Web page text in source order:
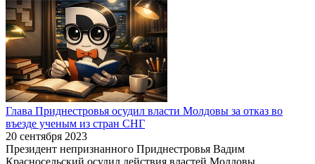
Глава Приднестровья осудил власти Молдовы за отказ во
въезде ученым из стран СНГ
20 сентября 2023
Президент непризнанного Приднестровья Вадим
Красносельский осудил действия властей Молдовы,